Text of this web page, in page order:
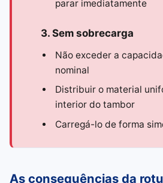
parar imediatamente
3. Sem sobrecarga
Não exceder a
nominal
Distribuir o material
interior do tambor
Carregá-lo de forma
As consequências da